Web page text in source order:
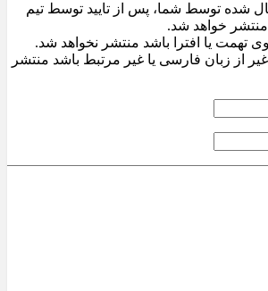
شده توسط شما، پس از تایید توسط تیم
خواهد شد.
تهمت یا افترا باشد منتشر نخواهد شد.
غیر از زبان فارسی یا غیر مرتبط باشد منتشر